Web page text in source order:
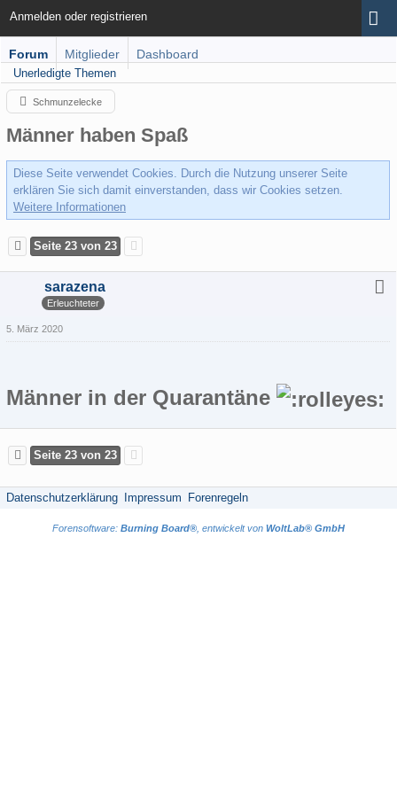
Anmelden oder registrieren
Forum Mitglieder Dashboard
Unerledigte Themen
Schmunzelecke
Männer haben Spaß
Diese Seite verwendet Cookies. Durch die Nutzung unserer Seite
erklären Sie sich damit einverstanden, dass wir Cookies setzen.
Weitere Informationen
Seite 23 von 23
sarazena
Erleuchteter
5. März 2020
Männer in der Quarantäne
Seite 23 von 23
Datenschutzerklärung Impressum Forenregeln
Forensoftware: Burning Board® , entwickelt von WoltLab® GmbH